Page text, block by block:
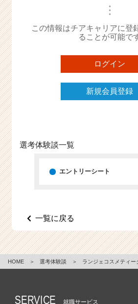
（C
h
e
C
a
・・・
この情報はチアキャリアに登
ることが可能で
ログイン
新規会員登録
選考体験談一覧
エントリーシート
一覧に戻る
HOME ＞ 選考体験談 ＞ ランジェコスメティー
SERVICE 就職サービス